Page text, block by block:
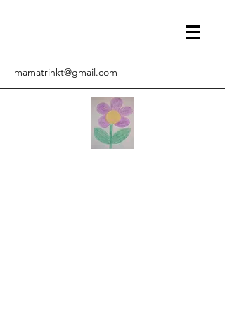
mamatrinkt@gmail.com